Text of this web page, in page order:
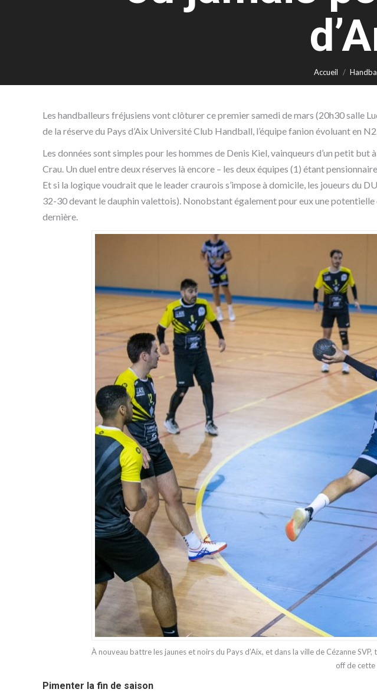
Accueil
Les handballeurs fréjusiens vont clôturer ce premier samedi de mars (20h30 salle
de la réserve du Pays d’Aix Université Club Handball, l’équipe fanion évoluant en
Les données sont simples pour les hommes de Denis Kiel, vainqueurs d’un petit
Crau. Un duel entre deux réserves là encore – les deux équipes (1) étant
Et si la logique voudrait que le leader craurois s’impose à domicile, les joueurs du
32-30 devant le dauphin valettois). Nonobstant également pour eux une
dernière.
À nouveau battre les jaunes et noirs du Pays d’Aix, et dans la ville de Cézanne
off de cette
Pimenter la fin de saison